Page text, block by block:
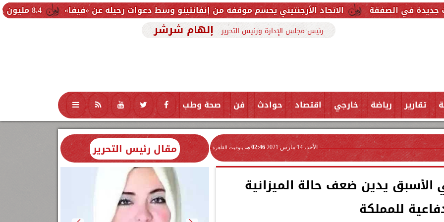
8.4 مليون خدمة طبية مجانية خلال عام.. الصحة تكشف حصاد القوافل العلاجية بالمحافظات الاتحاد الأرجنتيني يحسم موقفه من إنفانتينو وسط دعوات رحيله عن «فيفا»
رئيس مجلس الإدارة ورئيس التحرير إلهام شرشر
تقارير رياضة خارجي اقتصاد حوادث فن صحة وطب تكنولوجيا منوعات محافظات
الأحد، 14 مارس 2021 02:46 مـ بتوقيت القاهرة
الأسبق يدين ضعف حالة الميزانية
للمملكة
مقال رئيس التحرير